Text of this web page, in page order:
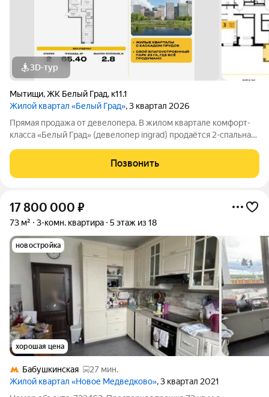
3D-тур
Мытищи,ЖК Белый Град, к11.1
Жилой квартал «Белый Град», 3 квартал 2026
Прямая продажа от девелопера. В жилом квартале комфорт-
класса «Белый Град» (девелопер ingrad) продаётся 2-спальная
расположена на 21 этаже 23-этажного дома, корпус 11.1.
Расположение: «Белый Град»
Позвонить
17 800 000 ₽
73 м² 3-комн. квартира 5 этаж из 18
новостройка
хорошая цена
Бабушкинская
27 мин.
Жилой квартал «Новое Медведково», 3 квартал 2021